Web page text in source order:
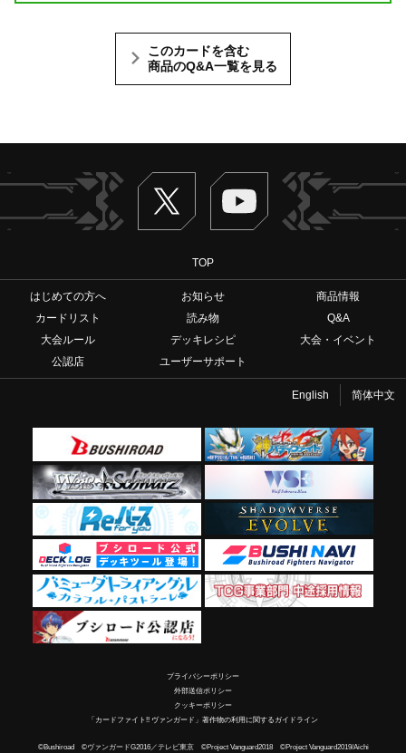
このカードを含む
商品のQ&A一覧を見る
Twitter ヴァンガードch
TOP
はじめての方へ お知らせ
商品情報
カードリスト
読み物
Q&A
大会ルール
デッキレシピ
大会・イベント
公認店
ユーザーサポート
English 简体中文
プライバシーポリシー
外部送信ポリシー
クッキーポリシー
「カードファイト!! ヴァンガード」著作物の利用に関するガイドライン
©Bushiroad ©ヴァンガードG2016／テレビ東京 ©Project Vanguard2018 ©Project Vanguard2019/Aichi